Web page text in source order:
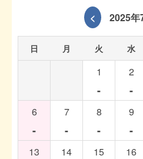
< 2025年
日 月 火 水
1
-
2
-
6
-
7
-
8
-
9
-
13 14 15 16